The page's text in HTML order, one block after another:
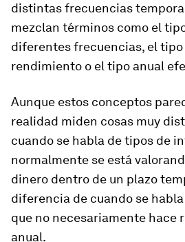
distintas frecuencias
mezclan términos como el
diferentes frecuencias, el
rendimiento o el tipo anual
Aunque estos conceptos
realidad miden cosas muy
cuando se habla de tipos de
normalmente se está
dinero dentro de un plazo
diferencia de cuando se
que no necesariamente hace
anual.